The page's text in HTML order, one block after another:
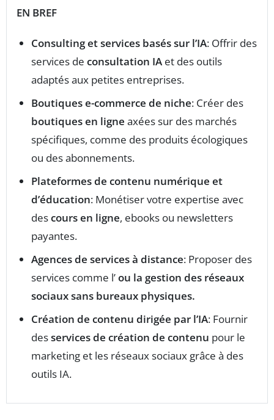
EN BREF
Consulting et services basés sur l’IA: Offrir des
services de consultation IA et des outils
adaptés aux petites entreprises.
Boutiques e-commerce de niche: Créer des
boutiques en ligne axées sur des marchés
spécifiques, comme des produits écologiques
ou des abonnements.
Plateformes de contenu numérique et
d’éducation: Monétiser votre expertise avec
descours en ligne, ebooks ou newsletters
payantes.
Agences de services à distance: Proposer des
services comme l’ou la gestion des réseaux
sociaux sans bureaux physiques.
Création de contenu dirigée par l’IA: Fournir
desservices de création de contenu pour le
marketing et les réseaux sociaux grâce à des
outils IA.